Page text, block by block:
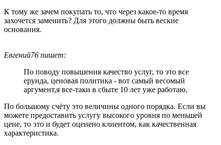
К тому же зачем покупать то, что через какое-то время
захочется заменить? Для этого должны быть веские
основания.
Евгений76 пишет:
По поводу повышения качество услуг, то это все
ерунда, ценовая политика - вот самый весомый
аргумент,я все-таки в сбыте 10 лет уже работаю.
По большому счёту это величины одного порядка. Если вы
можете предоставить услугу высокого уровня по меньшей
цене, то это и будет оценено клиентом, как качественная
характеристика.